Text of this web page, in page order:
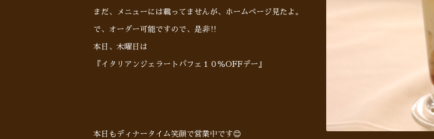
まだ、メニューには載ってませんが、ホームページ見たよ。
で、オーダー可能ですので、是非‼︎
本日、木曜日は
『イタリアンジェラートパフェ１０％OFFデー』
本日もディナータイム笑顔で営業中です😊